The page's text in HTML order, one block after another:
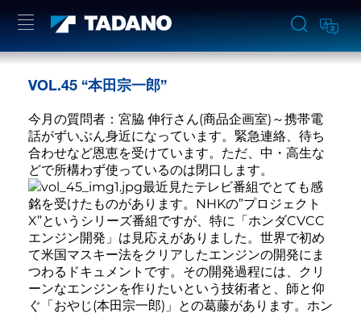
VOL.45 “本田宗一郎”
今月の質問者：宮脇 伸行さん(商品企画室)～携帯電
話がずいぶん身近になっています。緊急連絡、待ち
合わせなど恩恵を受けています。ただ、中・高生な
どで所構わず使っているのは閉口します。
最近見たテレビ番組でとても感
銘を受けたものがあります。NHKの”プロジェクト
X”というシリーズ番組ですが、特に「ホンダCVCC
エンジン開発」は見応えがありました。世界で初め
て米国マスキー法をクリアしたエンジンの開発にま
つわるドキュメントです。その開発過程には、クリ
ーンなエンジンを作りたいという技術者と、師と仰
ぐ「おやじ(本田宗一郎)」との葛藤があります。ホン